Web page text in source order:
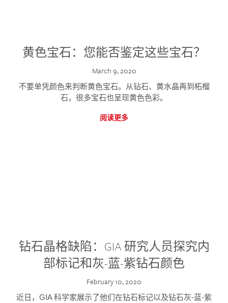
黄色宝石：您能否鉴定这些宝石？
March 9, 2020
不要单凭颜色来判断黄色宝石。从钻石、黄水晶再到柘榴
石，很多宝石也呈现黄色色彩。
阅读更多
钻石晶格缺陷：GIA 研究人员探究内
部标记和灰-蓝-紫钻石颜色
February 10, 2020
近日，GIA 科学家展示了他们在钻石标记以及钻石灰-蓝-紫